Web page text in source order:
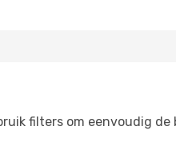
filters om eenvoudig